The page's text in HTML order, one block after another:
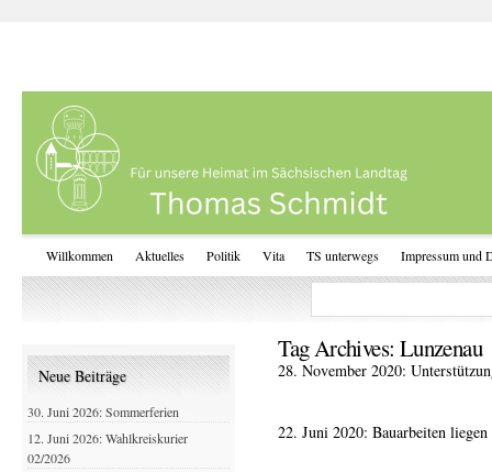
Willkommen Aktuelles Politik Vita TS unterwegs Impressum und
Tag Archives: Lunzenau
28. November 2020:
22. Juni 2020: Bauarbeiten
Neue Beiträge
30. Juni 2026: Sommerferien
12. Juni 2026: Wahlkreiskurier
02/2026